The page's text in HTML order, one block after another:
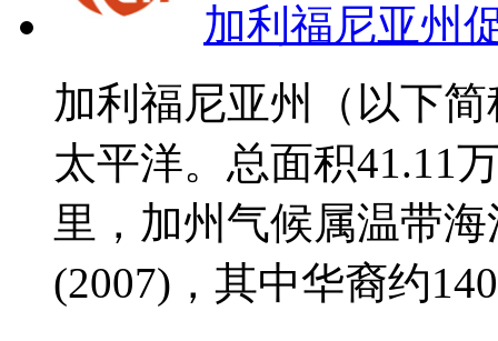
加利福尼亚州
加利福尼亚州（以下
太平洋。总面积41.11
里，加州气候属温带
(2007)，其中华裔约